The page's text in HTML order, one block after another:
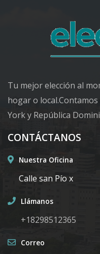
Tu mejor elección al
hogar o
York y República
CONTÁCTANOS
Nuestra Oficina
Calle san Pío x
Llámanos
+18298512365
Correo